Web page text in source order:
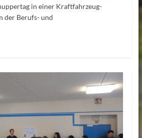
in einer Kraftfahrzeug-
der Berufs- und